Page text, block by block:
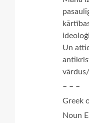
Un
– – –
Greek
Noun